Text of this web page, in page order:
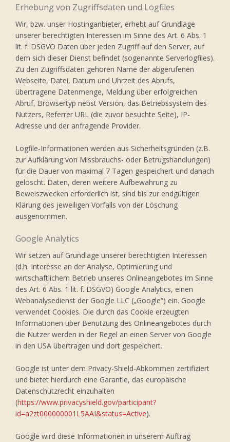
Erhebung von Zugriffsdaten und Logfiles
Wir, bzw. unser Hostinganbieter, erhebt auf Grundlage
unserer berechtigten Interessen im Sinne des Art. 6 Abs. 1
lit. f. DSGVO Daten über jeden Zugriff auf den Server, auf
dem sich dieser Dienst befindet (sogenannte Serverlogfiles).
Zu den Zugriffsdaten gehören Name der abgerufenen
Webseite, Datei, Datum und Uhrzeit des Abrufs,
übertragene Datenmenge, Meldung über erfolgreichen
Abruf, Browsertyp nebst Version, das Betriebssystem des
Nutzers, Referrer URL (die zuvor besuchte Seite), IP-
Adresse und der anfragende Provider.
Logfile-Informationen werden aus Sicherheitsgründen (z.B.
zur Aufklärung von Missbrauchs- oder Betrugshandlungen)
für die Dauer von maximal 7 Tagen gespeichert und danach
gelöscht. Daten, deren weitere Aufbewahrung zu
Beweiszwecken erforderlich ist, sind bis zur endgültigen
Klärung des jeweiligen Vorfalls von der Löschung
ausgenommen.
Google Analytics
Wir setzen auf Grundlage unserer berechtigten Interessen
(d.h. Interesse an der Analyse, Optimierung und
wirtschaftlichem Betrieb unseres Onlineangebotes im Sinne
des Art. 6 Abs. 1 lit. f. DSGVO) Google Analytics, einen
Webanalysedienst der Google LLC („Google“) ein. Google
verwendet Cookies. Die durch das Cookie erzeugten
Informationen über Benutzung des Onlineangebotes durch
die Nutzer werden in der Regel an einen Server von Google
in den USA übertragen und dort gespeichert.
Google ist unter dem Privacy-Shield-Abkommen zertifiziert
und bietet hierdurch eine Garantie, das europäische
Datenschutzrecht einzuhalten
(https://www.privacyshield.gov/participant?
id=a2zt000000001L5AAI&status=Active).
Google wird diese Informationen in unserem Auftrag